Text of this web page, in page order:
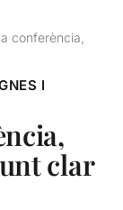
conferència,
I
clar